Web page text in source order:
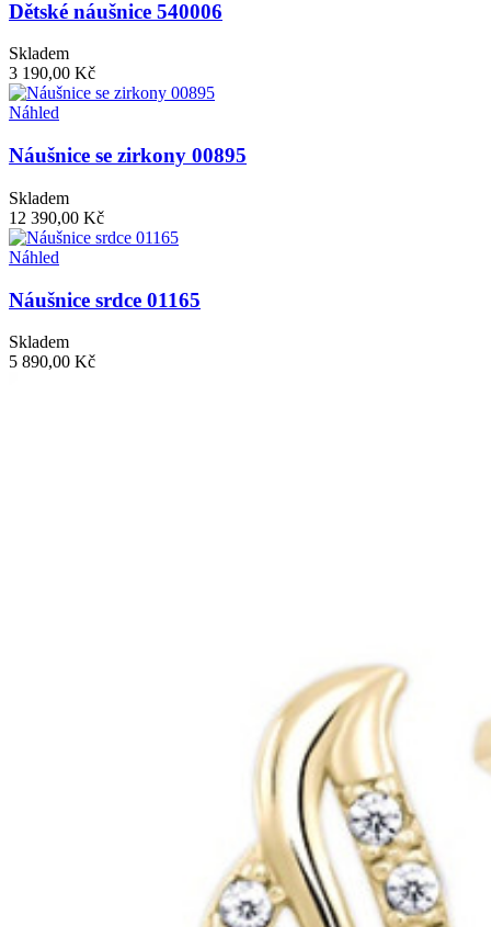
Dětské náušnice 540006
Skladem
3 190,00 Kč
Náhled
Náušnice se zirkony 00895
Skladem
12 390,00 Kč
Náhled
Náušnice srdce 01165
Skladem
5 890,00 Kč